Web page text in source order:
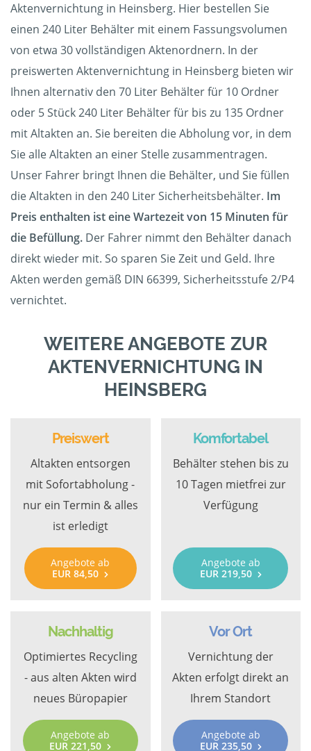
Aktenvernichtung in Heinsberg. Hier bestellen Sie
einen 240 Liter Behälter mit einem Fassungsvolumen
von etwa 30 vollständigen Aktenordnern. In der
preiswerten Aktenvernichtung in Heinsberg bieten wir
Ihnen alternativ den 70 Liter Behälter für 10 Ordner
oder 5 Stück 240 Liter Behälter für bis zu 135 Ordner
mit Altakten an. Sie bereiten die Abholung vor, in dem
Sie alle Altakten an einer Stelle zusammentragen.
Unser Fahrer bringt Ihnen die Behälter, und Sie füllen
die Altakten in den 240 Liter Sicherheitsbehälter. Im
Preis enthalten ist eine Wartezeit von 15 Minuten für
die Befüllung. Der Fahrer nimmt den Behälter danach
direkt wieder mit. So sparen Sie Zeit und Geld. Ihre
Akten werden gemäß DIN 66399, Sicherheitsstufe 2/P4
vernichtet.
WEITERE ANGEBOTE ZUR
AKTENVERNICHTUNG IN
HEINSBERG
Preiswert
Altakten entsorgen
mit Sofortabholung -
nur ein Termin & alles
ist erledigt
Angebote ab
EUR 84,50
Komfortabel
Behälter stehen bis zu
10 Tagen mietfrei zur
Verfügung
Angebote ab
EUR 219,50
Nachhaltig
Optimiertes Recycling
- aus alten Akten wird
neues Büropapier
Angebote ab
EUR 221,50
Vor Ort
Vernichtung der
Akten erfolgt direkt an
Ihrem Standort
Angebote ab
EUR 235,50